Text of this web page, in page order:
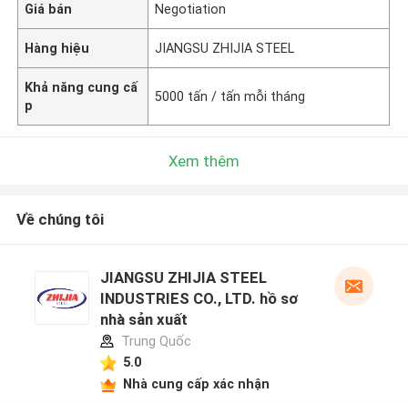
Giá bán Negotiation
Hàng hiệu JIANGSU ZHIJIA STEEL
Khả năng cung cấ
p
5000 tấn / tấn mỗi tháng
Xem thêm
Về chúng tôi
JIANGSU ZHIJIA STEEL
INDUSTRIES CO., LTD. hồ sơ
nhà sản xuất
Trung Quốc
5.0
Nhà cung cấp xác nhận